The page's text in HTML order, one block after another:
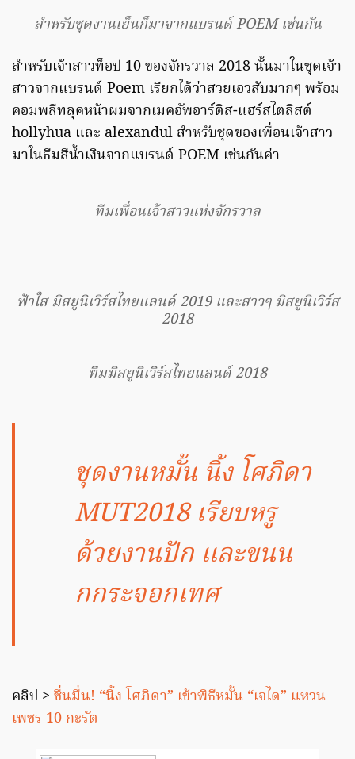
สำหรับชุดงานเย็นก็มาจากแบรนด์ POEM เช่นกัน
สำหรับเจ้าสาวท็อป 10 ของจักรวาล 2018 นั้นมาในชุดเจ้า
สาวจากแบรนด์ Poem เรียกได้ว่าสวยเอวสับมากๆ พร้อม
คอมพลีทลุคหน้าผมจากเมคอัพอาร์ติส-แฮร์สไตลิสต์
hollyhua และ alexandul สำหรับชุดของเพื่อนเจ้าสาว
มาในธีมสีน้ำเงินจากแบรนด์ POEM เช่นกันค่า
ทีมเพื่อนเจ้าสาวแห่งจักรวาล
ฟ้าใส มิสยูนิเวิร์สไทยแลนด์ 2019 และสาวๆ มิสยูนิเวิร์ส
2018
ทีมมิสยูนิเวิร์สไทยแลนด์ 2018
ชุดงานหมั้น นิ้ง โศภิดา
MUT2018 เรียบหรู
ด้วยงานปัก และขนน
กกระจอกเทศ
คลิป > ชื่นมื่น! “นิ้ง โศภิดา” เข้าพิธีหมั้น “เจได” แหวน
เพชร 10 กะรัต